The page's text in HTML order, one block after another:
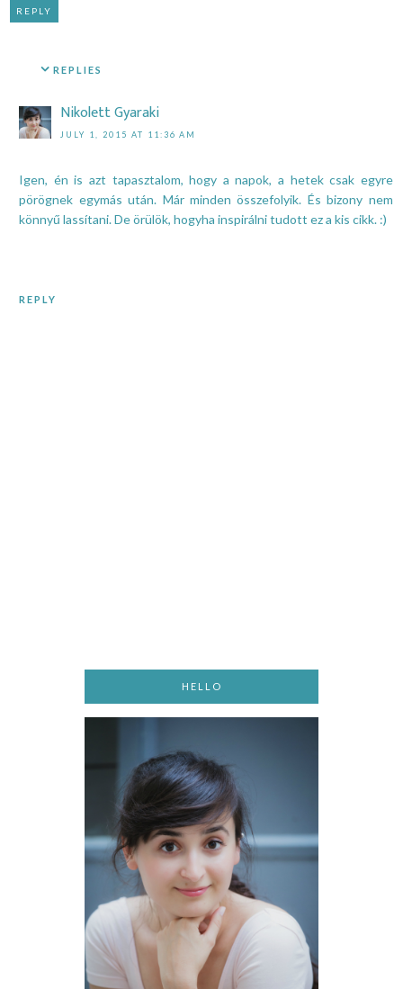
REPLY
REPLIES
Nikolett Gyaraki
JULY 1, 2015 AT 11:36 AM
Igen, én is azt tapasztalom, hogy a napok, a hetek csak egyre
pörögnek egymás után. Már minden összefolyik. És bizony nem
könnyű lassítani. De örülök, hogyha inspirálni tudott ez a kis cikk. :)
REPLY
HELLO